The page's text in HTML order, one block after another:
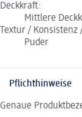
Deckkraft:
Mittlere
Textur /
Puder
Pflichthinweise
Genaue